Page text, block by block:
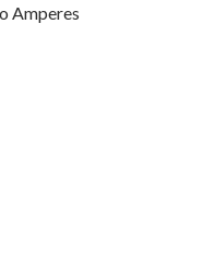
Amperes